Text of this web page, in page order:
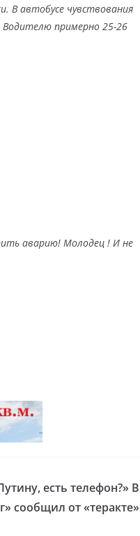
В автобусе чувствования
примерно 25-26
аварию! Молодец ! И не
есть телефон?» В
сообщил от «теракте»